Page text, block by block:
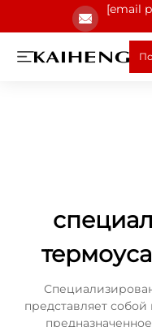
[email
представляет